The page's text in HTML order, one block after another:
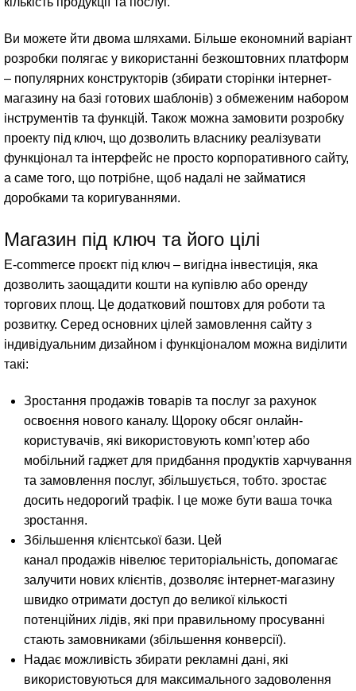
Ви можете йти двома шляхами. Більше економний варіант
розробки полягає у використанні безкоштовних платформ
– популярних конструкторів (збирати сторінки інтернет-
магазину на базі готових шаблонів) з обмеженим набором
інструментів та функцій. Також можна замовити розробку
проекту під ключ, що дозволить власнику реалізувати
функціонал та інтерфейс не просто корпоративного сайту,
а саме того, що потрібне, щоб надалі не займатися
доробками та коригуваннями.
Магазин під ключ та його цілі
E-commerce проєкт під ключ – вигідна інвестиція, яка
дозволить заощадити кошти на купівлю або оренду
торгових площ. Це додатковий поштовх для роботи та
розвитку. Серед основних цілей замовлення сайту з
індивідуальним дизайном і функціоналом можна виділити
такі:
Зростання продажів товарів та послуг за рахунок
освоєння нового каналу. Щороку обсяг онлайн-
користувачів, які використовують комп’ютер або
мобільний гаджет для придбання продуктів харчування
та замовлення послуг, збільшується, тобто. зростає
досить недорогий трафік. І це може бути ваша точка
зростання.
Збільшення клієнтської бази. Цей
канал продажів нівелює територіальність, допомагає
залучити нових клієнтів, дозволяє інтернет-магазину
швидко отримати доступ до великої кількості
потенційних лідів, які при правильному просуванні
стають замовниками (збільшення конверсії).
Надає можливість збирати рекламні дані, які
використовуються для максимального задоволення